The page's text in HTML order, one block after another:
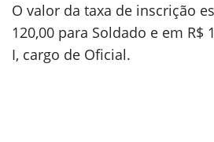
O valor da taxa de inscrição
120,00 para Soldado e em R$
I, cargo de Oficial.